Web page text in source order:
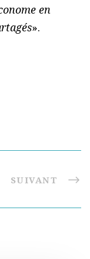
en
».
SUIVANT